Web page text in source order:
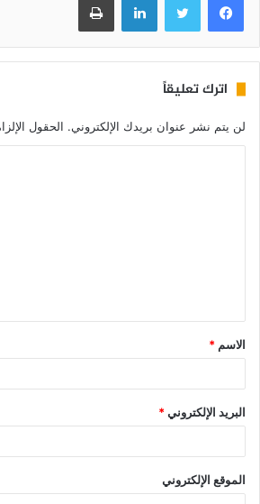
اترك تعليقاً
لن يتم نشر عنوان بريدك الإلكتروني. الحقول
الاسم *
البريد الإلكتروني*
الموقع الإلكتروني